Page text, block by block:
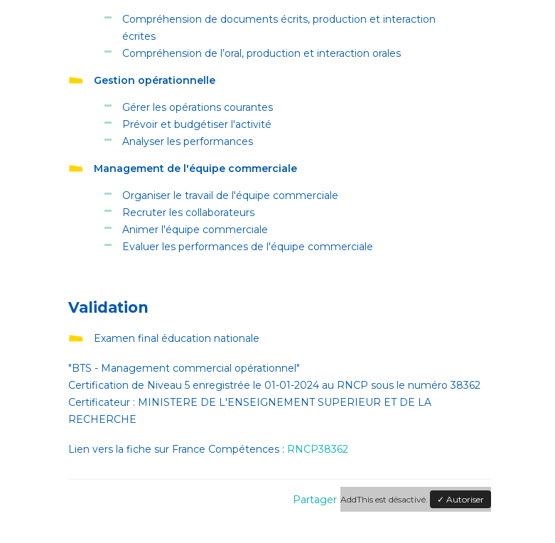
Compréhension de documents écrits, production et interaction
écrites
Compréhension de l’oral, production et interaction orales
Gestion opérationnelle
Gérer les opérations courantes
Prévoir et budgétiser l'activité
Analyser les performances
Management de l'équipe commerciale
Organiser le travail de l'équipe commerciale
Recruter les collaborateurs
Animer l'équipe commerciale
Evaluer les performances de l'équipe commerciale
Validation
Examen final éducation nationale
"BTS - Management commercial opérationnel"
Certification de Niveau 5 enregistrée le 01-01-2024 au RNCP sous le numéro 38362
Certificateur : MINISTERE DE L'ENSEIGNEMENT SUPERIEUR ET DE LA
RECHERCHE
Lien vers la fiche sur France Compétences : RNCP38362
Partager AddThis est désactivé. ✓ Autoriser